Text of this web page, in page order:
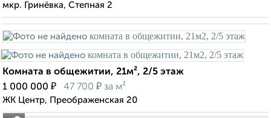
мкр. Гринёвка, Степная 2
Комната в общежитии, 21м², 2/5 этаж
1 000 000 ₽ 47 700 ₽ за м²
ЖК Центр, Преображенская 20